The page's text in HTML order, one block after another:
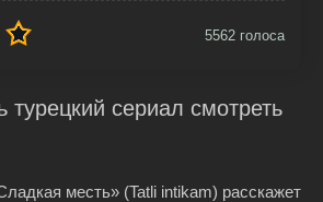
5562 голоса
турецкий сериал смотреть
месть» (Tatli intikam) расскажет